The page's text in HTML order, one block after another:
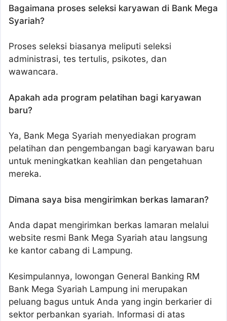
Bagaimana proses seleksi karyawan di Bank Mega
Syariah?
Proses seleksi biasanya meliputi seleksi
administrasi, tes tertulis, psikotes, dan
wawancara.
Apakah ada program pelatihan bagi karyawan
baru?
Ya, Bank Mega Syariah menyediakan program
pelatihan dan pengembangan bagi karyawan baru
untuk meningkatkan keahlian dan pengetahuan
mereka.
Dimana saya bisa mengirimkan berkas lamaran?
Anda dapat mengirimkan berkas lamaran melalui
website resmi Bank Mega Syariah atau langsung
ke kantor cabang di Lampung.
Kesimpulannya, lowongan General Banking RM
Bank Mega Syariah Lampung ini merupakan
peluang bagus untuk Anda yang ingin berkarier di
sektor perbankan syariah. Informasi di atas